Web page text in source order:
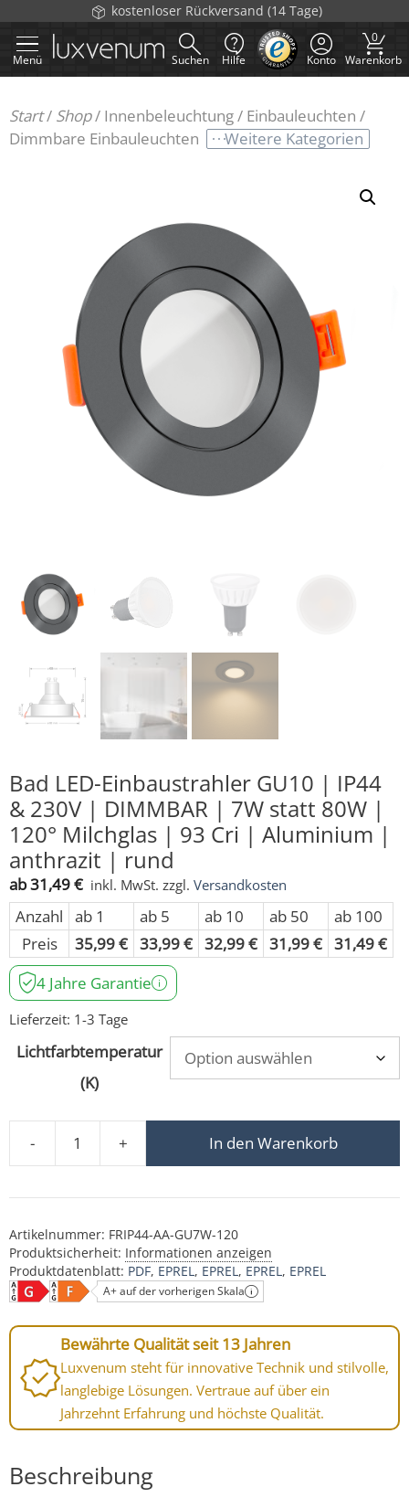
Inhalt
springen
kostenloser Rückversand (14 Tage)
Menü Suchen Hilfe Konto
0
Warenkorb
Start/ Shop/ Innenbeleuchtung/ Einbauleuchten /
Dimmbare Einbauleuchten
Weitere Kategorien
Bad LED-Einbaustrahler GU10 | IP44
& 230V | DIMMBAR | 7W statt 80W |
120° Milchglas | 93 Cri | Aluminium |
anthrazit | rund
ab31,49€ inkl. MwSt. zzgl. Versandkosten
Anzahl ab 1 ab 5 ab 10 ab 50
ab 100
Preis
35,99€ 33,99€ 32,99€ 31,99€ 31,49€
4 Jahre Garantie
Lieferzeit: 1-3 Tage
Lichtfarbtemperatur
(K)
-
Bad LED-Einbaustrahler GU10 | IP44 & 230V |
+ In den Warenkorb
Artikelnummer: FRIP44-AA-GU7W-120
Produktsicherheit: Informationen anzeigen
Produktdatenblatt: PDF EPREL EPREL EPREL EPREL
A+ auf der vorherigen Skala
Bewährte Qualität seit 13 Jahren
Luxvenum steht für innovative Technik und stilvolle,
langlebige Lösungen. Vertraue auf über ein
Jahrzehnt Erfahrung und höchste Qualität.
Beschreibung